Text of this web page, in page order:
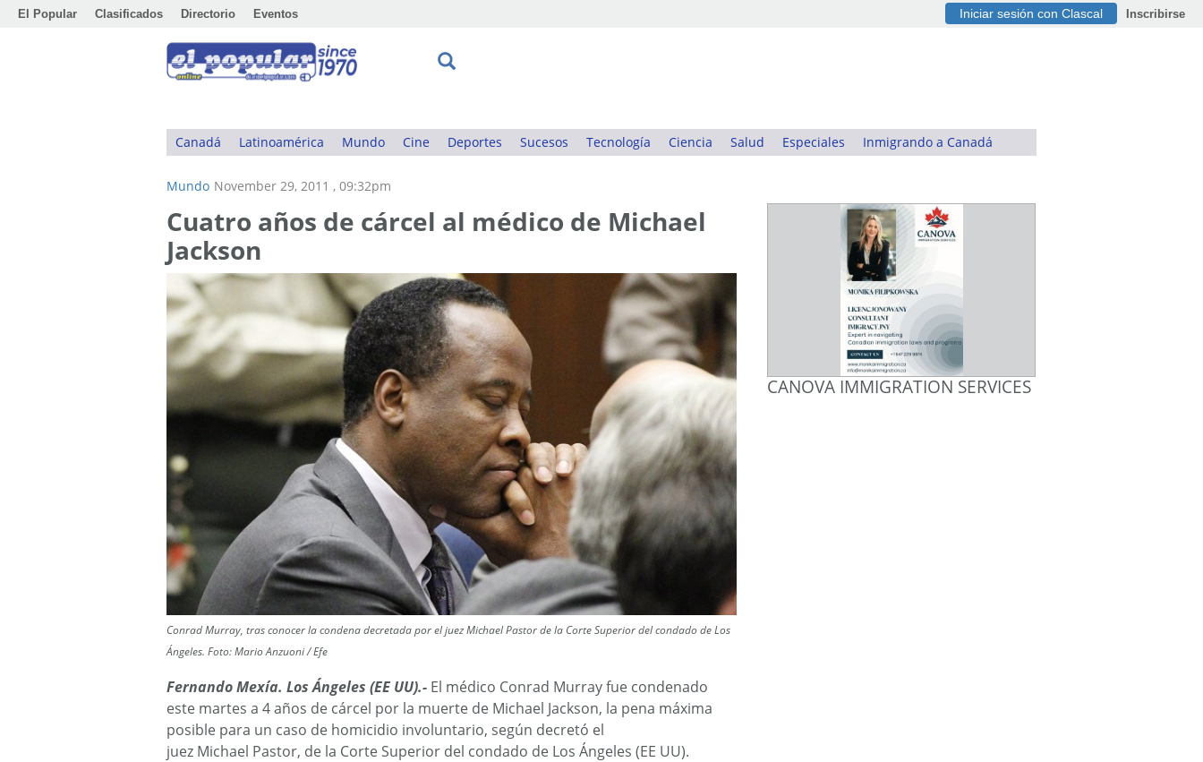
El Popular Clasificados Directorio Eventos Iniciar sesión con Clascal Inscribirse
Canadá Latinoamérica Mundo Cine Deportes Sucesos Tecnología Ciencia Salud Especiales Inmigrando a Canadá
Mundo November 29, 2011 , 09:32pm
Cuatro años de cárcel al médico de Michael
Jackson
Conrad Murray, tras conocer la condena decretada por el juez Michael Pastor de la Corte Superior del condado de Los
Ángeles. Foto: Mario Anzuoni / Efe
Fernando Mexía. Los Ángeles (EE UU).- El médico Conrad Murray fue condenado
este martes a 4 años de cárcel por la muerte de Michael Jackson, la pena máxima
posible para un caso de homicidio involuntario, según decretó el
juez Michael Pastor, de la Corte Superior del condado de Los Ángeles (EE UU).
CANOVA IMMIGRATION SERVICES